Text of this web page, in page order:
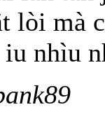
lòi mà
nhìu